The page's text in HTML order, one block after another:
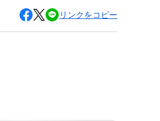
リンクをコピー